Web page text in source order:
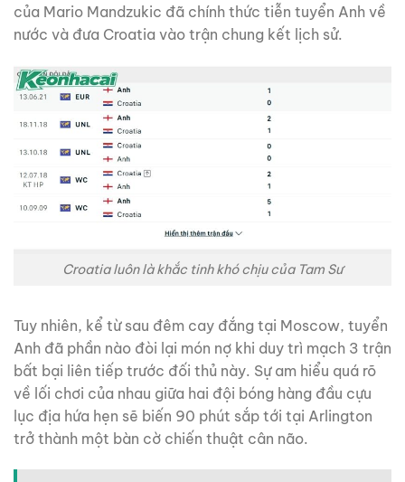
của Mario Mandzukic đã chính thức tiễn tuyển Anh về
nước và đưa Croatia vào trận chung kết lịch sử.
Croatia luôn là khắc tinh khó chịu của Tam Sư
Tuy nhiên, kể từ sau đêm cay đắng tại Moscow, tuyển
Anh đã phần nào đòi lại món nợ khi duy trì mạch 3 trận
bất bại liên tiếp trước đối thủ này. Sự am hiểu quá rõ
về lối chơi của nhau giữa hai đội bóng hàng đầu cựu
lục địa hứa hẹn sẽ biến 90 phút sắp tới tại Arlington
trở thành một bàn cờ chiến thuật cân não.